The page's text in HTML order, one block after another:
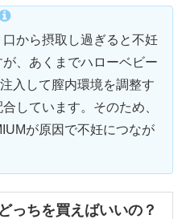
から摂取し過ぎると不妊
、あくまでハローベビー
入して膣内環境を調整す
しています。そのため、
が原因で不妊につなが
っちを買えばいいの？